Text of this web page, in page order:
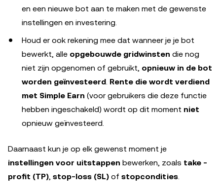
en een nieuwe bot aan te maken met de gewenste
instellingen en investering.
Houd er ook rekening mee dat wanneer je je bot
bewerkt, alle opgebouwde gridwinsten die nog
niet zijn opgenomen of gebruikt, opnieuw in de bot
worden geïnvesteerd. Rente die wordt verdiend
met Simple Earn (voor gebruikers die deze functie
hebben ingeschakeld) wordt op dit moment niet
opnieuw geïnvesteerd.
Daarnaast kun je op elk gewenst moment je
instellingen voor uitstappen bewerken, zoals take -
profit (TP), stop-loss (SL) of stopcondities.